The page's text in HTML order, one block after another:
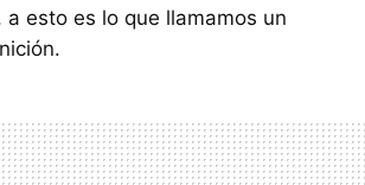
a esto es lo que llamamos un